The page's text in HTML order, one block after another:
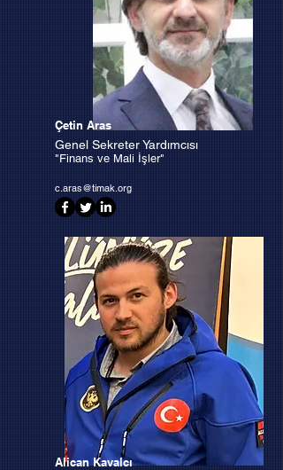
Çetin Aras
Genel Sekreter Yardımcısı
"Finans ve Mali İşler"
c.aras@timak.org
Alican Kavalcı